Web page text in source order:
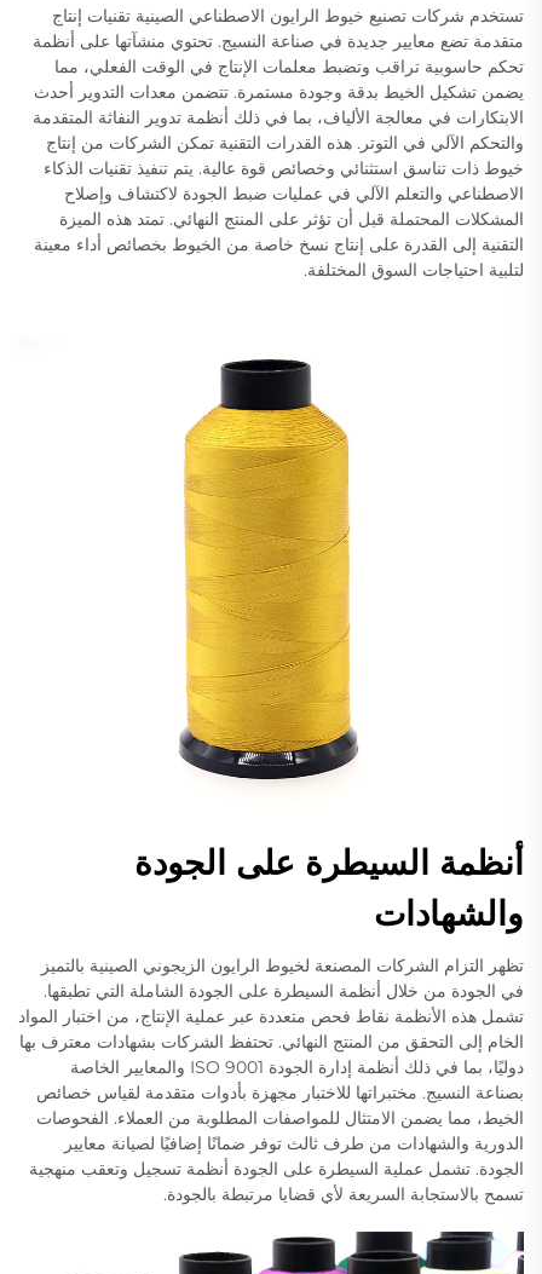
تستخدم شركات تصنيع خيوط الرايون الاصطناعي الصينية تقنيات إنتاج
متقدمة تضع معايير جديدة في صناعة النسيج. تحتوي منشآتها على أنظمة
تحكم حاسوبية تراقب وتضبط معلمات الإنتاج في الوقت الفعلي، مما
يضمن تشكيل الخيط بدقة وجودة مستمرة. تتضمن معدات التدوير أحدث
الابتكارات في معالجة الألياف، بما في ذلك أنظمة تدوير النفاثة المتقدمة
والتحكم الآلي في التوتر. هذه القدرات التقنية تمكن الشركات من إنتاج
خيوط ذات تناسق استثنائي وخصائص قوة عالية. يتم تنفيذ تقنيات الذكاء
الاصطناعي والتعلم الآلي في عمليات ضبط الجودة لاكتشاف وإصلاح
المشكلات المحتملة قبل أن تؤثر على المنتج النهائي. تمتد هذه الميزة
التقنية إلى القدرة على إنتاج نسخ خاصة من الخيوط بخصائص أداء معينة
لتلبية احتياجات السوق المختلفة.
أنظمة السيطرة على الجودة
والشهادات
تظهر التزام الشركات المصنعة لخيوط الرايون الزيجوني الصينية بالتميز
في الجودة من خلال أنظمة السيطرة على الجودة الشاملة التي تطبقها.
تشمل هذه الأنظمة نقاط فحص متعددة عبر عملية الإنتاج، من اختبار المواد
الخام إلى التحقق من المنتج النهائي. تحتفظ الشركات بشهادات معترف بها
دوليًا، بما في ذلك أنظمة إدارة الجودة ISO 9001 والمعايير الخاصة
بصناعة النسيج. مختبراتها للاختبار مجهزة بأدوات متقدمة لقياس خصائص
الخيط، مما يضمن الامتثال للمواصفات المطلوبة من العملاء. الفحوصات
الدورية والشهادات من طرف ثالث توفر ضمانًا إضافيًا لصيانة معايير
الجودة. تشمل عملية السيطرة على الجودة أنظمة تسجيل وتعقب منهجية
تسمح بالاستجابة السريعة لأي قضايا مرتبطة بالجودة.